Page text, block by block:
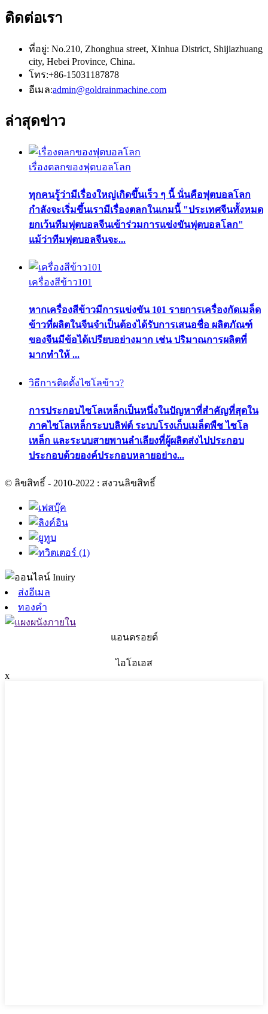
ติดต่อเรา
ที่อยู่: No.210, Zhonghua street, Xinhua District, Shijiazhuang
city, Hebei Province, China.
โทร:+86-15031187878
อีเมล:admin@goldrainmachine.com
ล่าสุดข่าว
เรื่องตลกของฟุตบอลโลก
ทุกคนรู้ว่ามีเรื่องใหญ่เกิดขึ้นเร็ว ๆ นี้ นั่นคือฟุตบอลโลก
กำลังจะเริ่มขึ้นเรามีเรื่องตลกในเกมนี้ "ประเทศจีนทั้งหมด
ยกเว้นทีมฟุตบอลจีนเข้าร่วมการแข่งขันฟุตบอลโลก"
แม้ว่าทีมฟุตบอลจีนจะ...
เครื่องสีข้าว101
หากเครื่องสีข้าวมีการแข่งขัน 101 รายการเครื่องกัดเมล็ด
ข้าวที่ผลิตในจีนจำเป็นต้องได้รับการเสนอชื่อ ผลิตภัณฑ์
ของจีนมีข้อได้เปรียบอย่างมาก เช่น ปริมาณการผลิตที่
มากทำให้ ...
วิธีการติดตั้งไซโลข้าว?
การประกอบไซโลเหล็กเป็นหนึ่งในปัญหาที่สำคัญที่สุดใน
ภาคไซโลเหล็กระบบลิฟต์ ระบบโรงเก็บเมล็ดพืช ไซโล
เหล็ก และระบบสายพานลำเลียงที่ผู้ผลิตส่งไปประกอบ
ประกอบด้วยองค์ประกอบหลายอย่าง...
© ลิขสิทธิ์ - 2010-2022 : สงวนลิขสิทธิ์
ส่งอีเมล
ทองคำ
แอนดรอยด์
ไอโอเอส
x